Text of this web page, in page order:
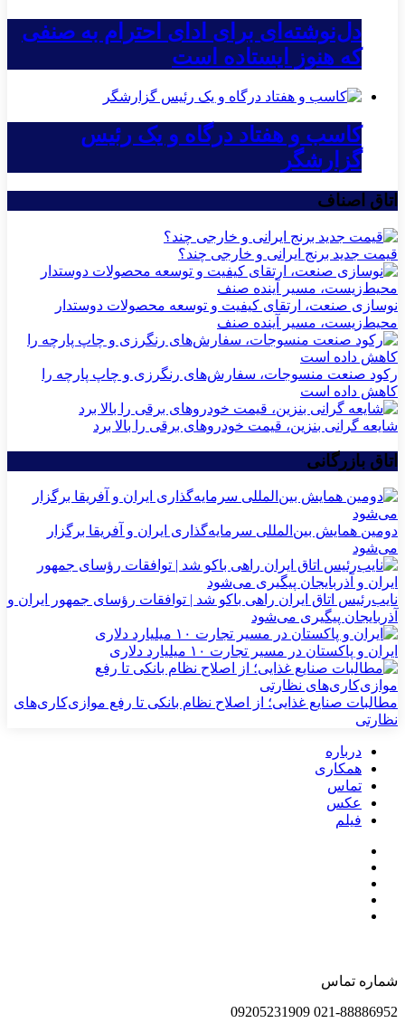
دل‌نوشته‌ای برای ادای احترام به صنفی
که هنوز ایستاده است
کاسب و هفتاد درگاه و یک رئیس
گزارشگر
اتاق اصناف
قیمت جدید برنج ایرانی و خارجی چند؟
نوسازی صنعت، ارتقای کیفیت و توسعه محصولات دوستدار
محیط‌زیست، مسیر آینده صنف
رکود صنعت منسوجات، سفارش‌های رنگرزی و چاپ پارچه را
کاهش داده است
شایعه گرانی بنزین، قیمت خودروهای برقی را بالا برد
اتاق بازرگانی
دومین همایش بین‌المللی سرمایه‌گذاری ایران و آفریقا برگزار
می‌شود
نایب‌رئیس اتاق ایران راهی باکو شد | توافقات رؤسای جمهور ایران و
آذربایجان پیگیری می‌شود
ایران و پاکستان در مسیر تجارت ۱۰ میلیارد دلاری
مطالبات صنایع غذایی؛ از اصلاح نظام بانکی تا رفع موازی‌کاری‌های
نظارتی
درباره
همکاری
تماس
عکس
فیلم
شماره تماس
021-88886952 09205231909